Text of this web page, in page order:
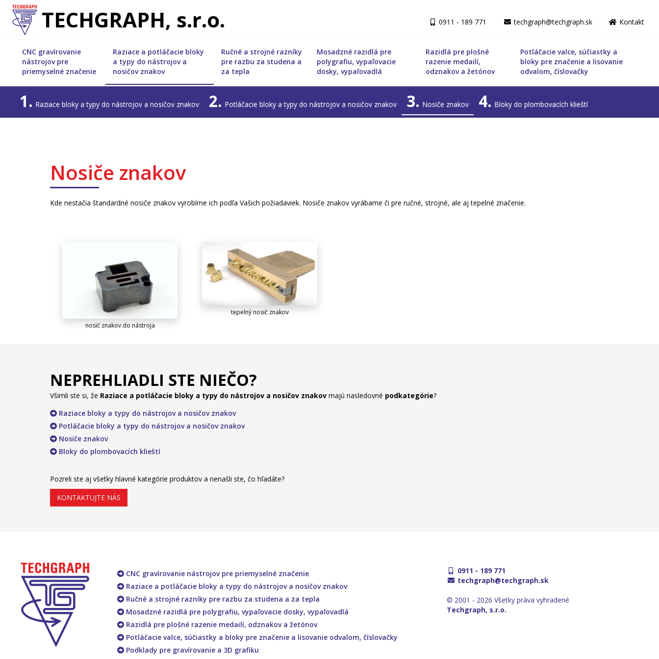
TECHGRAPH, s.r.o. 0911 - 189 771 techgraph@techgraph.sk Kontakt
CNC gravírovanie
nástrojov pre
priemyselné značenie
Raziace a potláčacie bloky
a typy do nástrojov a
nosičov znakov
Ručné a strojné razníky
pre razbu za studena a
za tepla
Mosadzné razidlá pre
polygrafiu, vypaľovacie
dosky, vypaľovadlá
Razidlá pre plošné
razenie medailí,
odznakov a žetónov
Potláčacie valce, súčiastky a
bloky pre značenie a lisovanie
odvalom, číslovačky
1. Raziace bloky a typy do nástrojov a nosičov znakov 2. Potláčacie bloky a typy do nástrojov a nosičov znakov 3. Nosiče znakov 4. Bloky do plombovacích klieští
Nosiče znakov
Kde nestačia štandardné nosiče znakov vyrobíme ich podľa Vašich požiadaviek. Nosiče znakov vyrábame či pre ručné, strojné, ale aj tepelné značenie.
nosič znakov do nástroja
tepelný nosič znakov
NEPREHLIADLI STE NIEČO?
Všimli ste si, že Raziace a potláčacie bloky a typy do nástrojov a nosičov znakov majú nasledovné podkategórie?
Raziace bloky a typy do nástrojov a nosičov znakov
Potláčacie bloky a typy do nástrojov a nosičov znakov
Nosiče znakov
Bloky do plombovacích klieští
Pozreli ste aj všetky hlavné kategórie produktov a nenašli ste, čo hľadáte?
KONTAKTUJTE NÁS
CNC gravírovanie nástrojov pre priemyselné značenie
Raziace a potláčacie bloky a typy do nástrojov a nosičov znakov
Ručné a strojné razníky pre razbu za studena a za tepla
Mosadzné razidlá pre polygrafiu, vypaľovacie dosky, vypaľovadlá
Razidlá pre plošné razenie medailí, odznakov a žetónov
Potláčacie valce, súčiastky a bloky pre značenie a lisovanie odvalom, číslovačky
Podklady pre gravírovanie a 3D grafiku
0911 - 189 771
techgraph@techgraph.sk
© 2001 - 2026 Všetky práva vyhradené
Techgraph, s.r.o.